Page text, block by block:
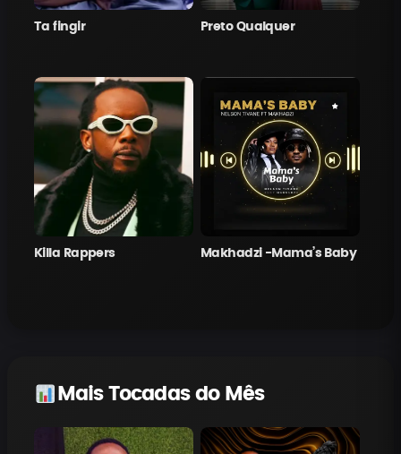
Ta fingir Preto Qualquer
Killa Rappers Makhadzi -Mama’s Baby
Mais Tocadas do Mês